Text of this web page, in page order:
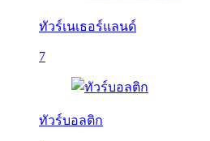
ทัวร์เนเธอร์แลนด์
7
ทัวร์บอลติก